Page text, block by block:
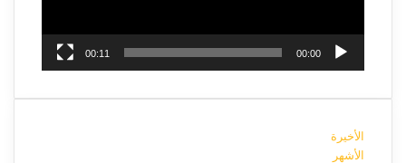
00:00
00:11
الأخيرة
الأشهر